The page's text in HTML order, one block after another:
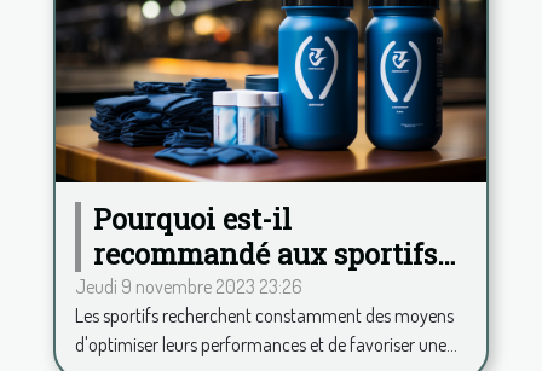
Pourquoi est-il
recommandé aux sportifs
de consommer de la
phycocyanine ?
Jeudi 9 novembre 2023 23:26
Les sportifs recherchent constamment des moyens
d'optimiser leurs performances et de favoriser une...